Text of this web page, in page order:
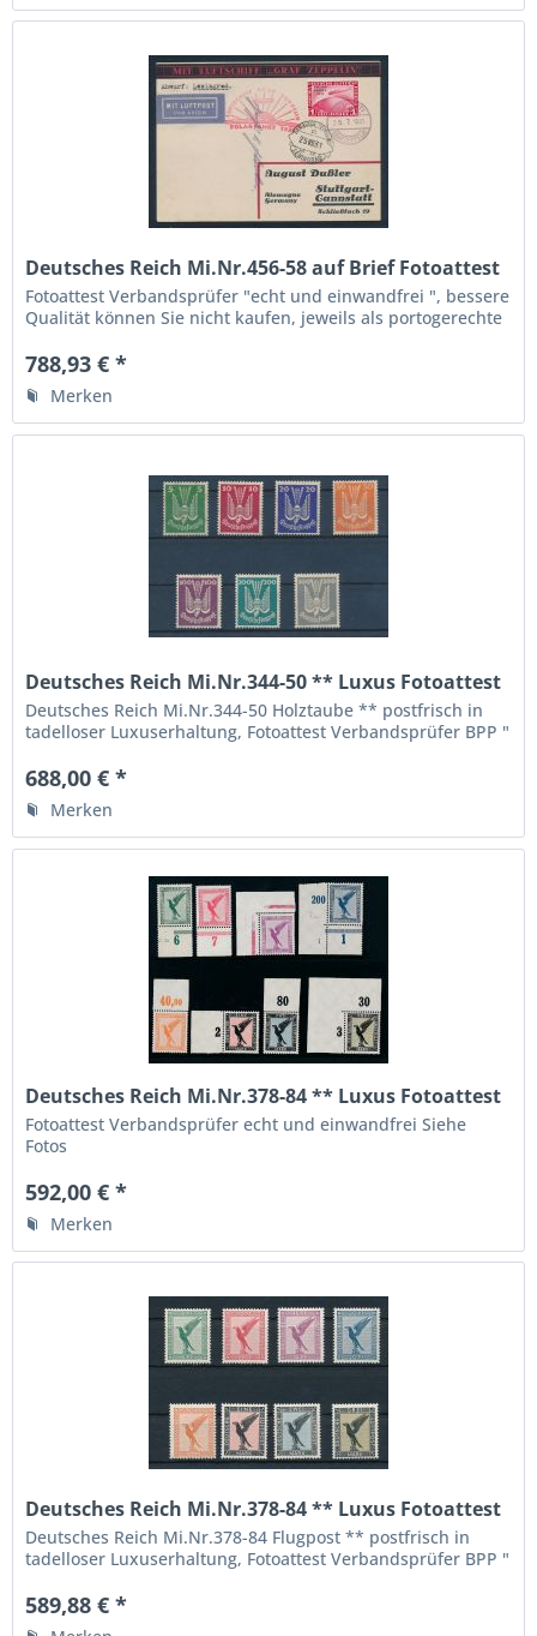
Deutsches Reich Mi.Nr.456-58 auf Brief Fotoattest
BPP
Fotoattest Verbandsprüfer "echt und einwandfrei ", bessere
Qualität können Sie nicht kaufen, jeweils als portogerechte
Michelwert 1780.- Euro Siehe Fotos
788,93 € *
Merken
Deutsches Reich Mi.Nr.344-50 ** Luxus Fotoattest
BPP
Deutsches Reich Mi.Nr.344-50 Holztaube ** postfrisch in
tadelloser Luxuserhaltung, Fotoattest Verbandsprüfer BPP "
688,00 € *
Merken
Deutsches Reich Mi.Nr.378-84 ** Luxus Fotoattest
BPP
Fotoattest Verbandsprüfer echt und einwandfrei Siehe
Fotos
592,00 € *
Merken
Deutsches Reich Mi.Nr.378-84 ** Luxus Fotoattest
BPP
Deutsches Reich Mi.Nr.378-84 Flugpost ** postfrisch in
tadelloser Luxuserhaltung, Fotoattest Verbandsprüfer BPP "
589,88 € *